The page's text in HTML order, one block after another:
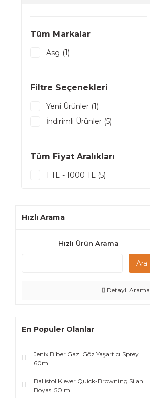
Tüm Markalar
Asg (1)
Filtre Seçenekleri
Yeni Ürünler (1)
İndirimli Ürünler (5)
Tüm Fiyat Aralıkları
1 TL - 1000 TL (5)
Hızlı Arama
Hızlı Ürün Arama
Ara
Detaylı Arama
En Populer Olanlar
Jenix Biber Gazı Göz Yaşartıcı Sprey
60ml
Ballistol Klever Quick-Browning Silah
Boyası 50 ml